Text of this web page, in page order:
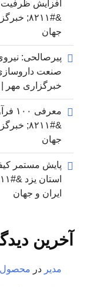
افزایش
&#۸۲۱۱;
جهان
پیرصالحی:
خبرگزاری مهر |
&#۸۲۱۱;
جهان
پایش مستمر
ایران و جهان
آخرین
مدیر در